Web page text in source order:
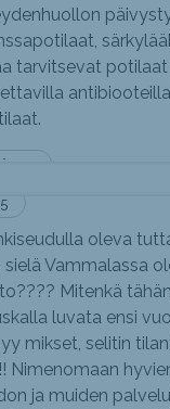
tarvitsevat potilaat
oleva
sielä Vammalassa
Mitenkä
luvata ensi
mikset, selitin
Nimenomaan
ja muiden